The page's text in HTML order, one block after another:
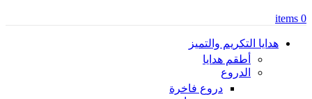
0
items
هدايا التكريم والتميز
أطقم هدايا
الدروع
دروع فاخرة